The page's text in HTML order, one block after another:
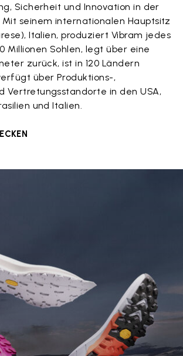
Sicherheit und Innovation in der
Mit seinem internationalen Hauptsitz
Italien, produziert Vibram jedes
Millionen Sohlen, legt über eine
zurück, ist in 120 Ländern
über Produktions-,
Vertretungsstandorte in den USA,
und Italien.